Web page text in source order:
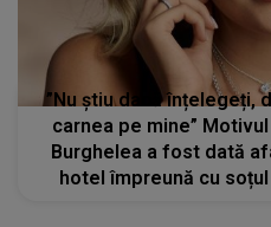
”Nu știu dacă înțelegeți,
carnea pe mine”
Burghelea a fost dată
hotel împreună cu